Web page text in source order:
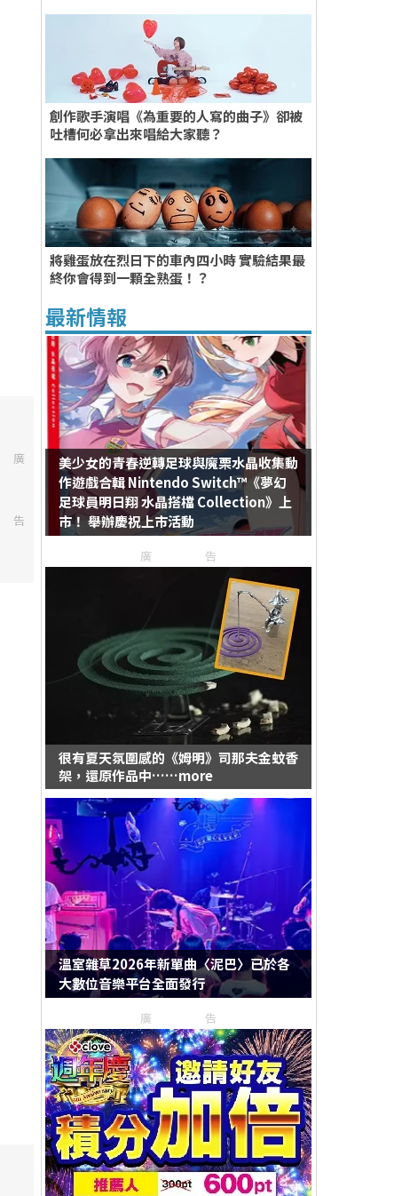
廣
告
創作歌手演唱《為重要的人寫的曲子》卻被
吐槽何必拿出來唱給大家聽？
將雞蛋放在烈日下的車內四小時 實驗結果最
終你會得到一顆全熟蛋！？
最新情報
美少女的青春逆轉足球與魔栗水晶收集動
作遊戲合輯 Nintendo Switch™《夢幻
足球員明日翔 水晶搭檔 Collection》上
市！ 舉辦慶祝上市活動
廣告
很有夏天氛圍感的《姆明》司那夫金蚊香
架，還原作品中……more
溫室雜草2026年新單曲〈泥巴〉已於各
大數位音樂平台全面發行
廣告